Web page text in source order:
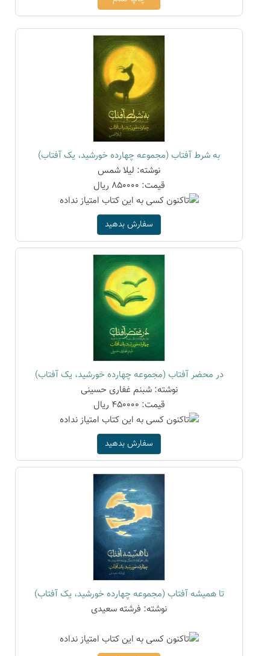
به شرط آفتاب (مجموعه چهارده خورشید، یک آفتاب)
نوشته: لیلا شمس
قیمت: 850000 ریال
سفارش بدهید
در محضر آفتاب (مجموعه چهارده خورشید، یک آفتاب)
نوشته: شبنم غفاری حسینی
قیمت: 450000 ریال
سفارش بدهید
تا همیشه آفتاب (مجموعه چهارده خورشید، یک آفتاب)
نوشته: فرشته سعیدی